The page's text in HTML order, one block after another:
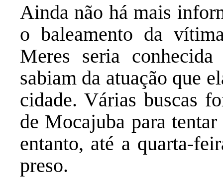
Ainda não há mais
o baleamento da
Meres seria
sabiam da atuação que
cidade. Várias buscas
de Mocajuba para
entanto, até a quarta-
preso.